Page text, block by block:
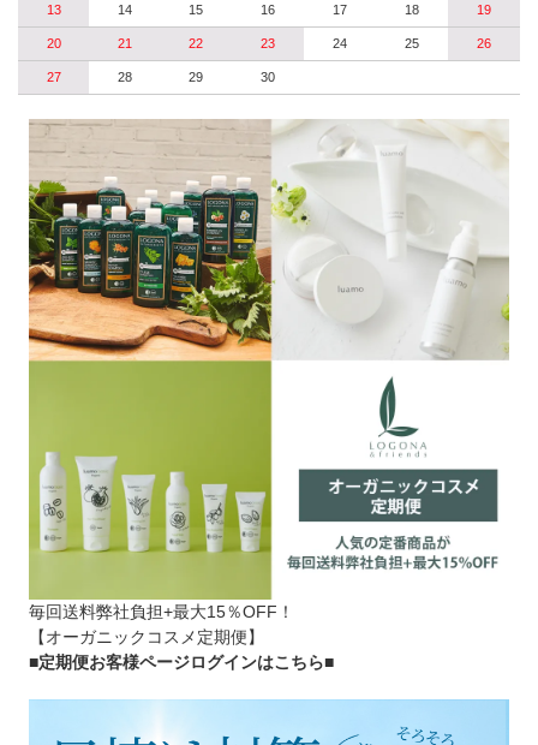
13 14 15 16 17 18 19
20 21 22 23 24 25 26
27 28 29 30
毎回送料弊社負担+最大15％OFF！
【オーガニックコスメ定期便】
■定期便お客様ページログインはこちら■